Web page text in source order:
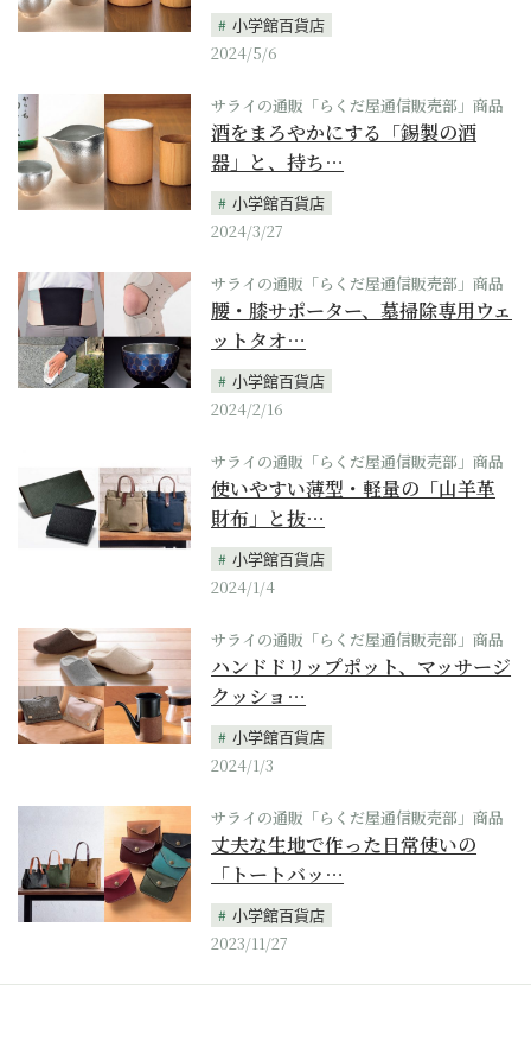
小学館百貨店
2024/5/6
サライの通販「らくだ屋通信販売部」商品
酒をまろやかにする「錫製の酒
器」と、持ち…
小学館百貨店
2024/3/27
サライの通販「らくだ屋通信販売部」商品
腰・膝サポーター、墓掃除専用ウェ
ットタオ…
小学館百貨店
2024/2/16
サライの通販「らくだ屋通信販売部」商品
使いやすい薄型・軽量の「山羊革
財布」と抜…
小学館百貨店
2024/1/4
サライの通販「らくだ屋通信販売部」商品
ハンドドリップポット、マッサージ
クッショ…
小学館百貨店
2024/1/3
サライの通販「らくだ屋通信販売部」商品
丈夫な生地で作った日常使いの
「トートバッ…
小学館百貨店
2023/11/27